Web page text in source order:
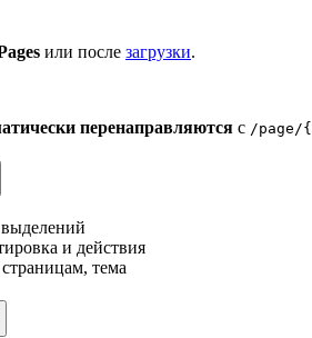
или после загрузки.
перенаправляются с /page/
и действия
тема